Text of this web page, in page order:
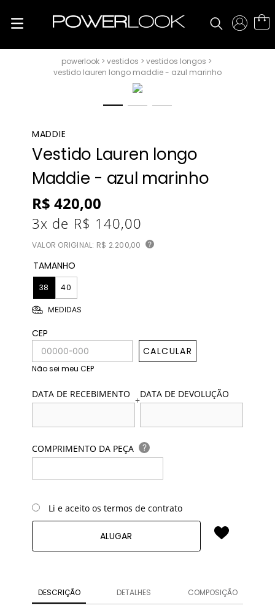
vestidos
vestidos longos
vestido lauren longo maddie - azul marinho
MADDIE
Vestido Lauren longo
Maddie - azul marinho
R$ 420,00
3x de R$ 140,00
VALOR ORIGINAL: R$ 2.200,00 ?
TAMANHO
38 40
MEDIDAS
CEP
CALCULAR
Não sei meu CEP
DATA DE RECEBIMENTO +DATA DE DEVOLUÇÃO
COMPRIMENTO DA PEÇA ?
Li e aceito os termos de contrato
ALUGAR
DESCRIÇÃO DETALHES COMPOSIÇÃO